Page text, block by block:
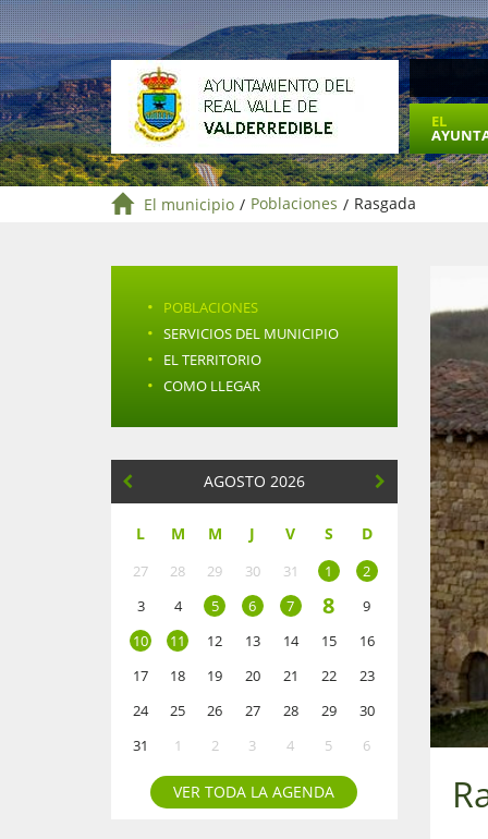
EL
El municipio / Poblaciones / Rasgada
· POBLACIONES
· SERVICIOS DEL MUNICIPIO
· EL TERRITORIO
· COMO LLEGAR
AGOSTO 2026
L M M J V S D
27 28 29 30 31 1
2
3
4 5 6 7 8
9
10
11 12 13 14 15
16
17
18 19 20 21 22
23
24
25 26 27 28 29
30
31
1 2 3 4 5 6
VER TODA LA AGENDA